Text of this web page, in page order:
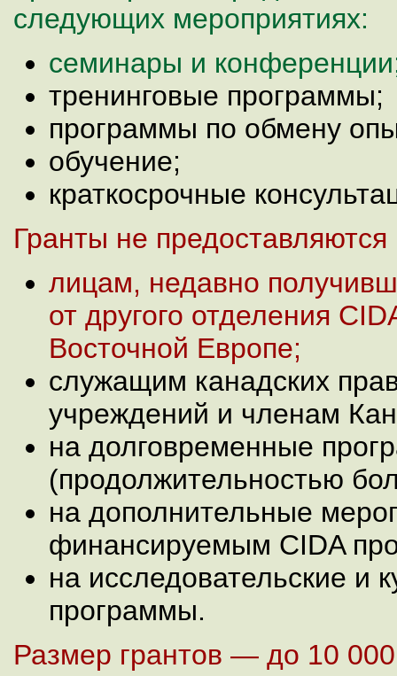
следующих мероприятиях:
семинары и
тренинговые программы;
программы по обмену
обучение;
краткосрочные
Гранты не предоставляются
лицам, недавно
от другого отделения
Восточной Европе;
служащим канадских
учреждений и членам
на долговременные
(продолжительностью
на дополнительные
финансируемым CIDA
на исследовательские и
программы.
Размер грантов — до 10